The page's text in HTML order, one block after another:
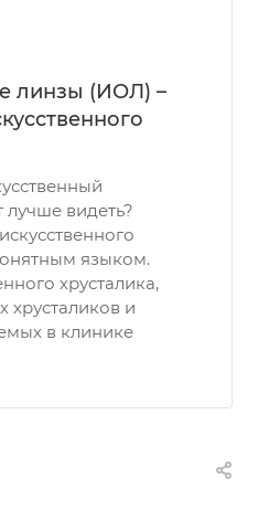
линзы (ИОЛ) –
лучше видеть?
языком.
хрусталика,
хрусталиков и
в клинике